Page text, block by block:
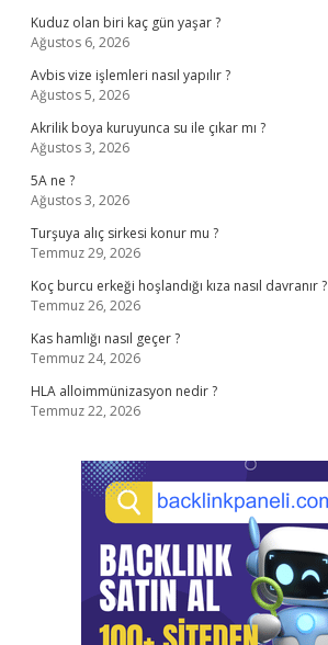
Kuduz olan biri kaç gün yaşar ?
Ağustos 6, 2026
Avbis vize işlemleri nasıl yapılır ?
Ağustos 5, 2026
Akrilik boya kuruyunca su ile çıkar mı ?
Ağustos 3, 2026
5A ne ?
Ağustos 3, 2026
Turşuya alıç sirkesi konur mu ?
Temmuz 29, 2026
Koç burcu erkeği hoşlandığı kıza nasıl davranır ?
Temmuz 26, 2026
Kas hamlığı nasıl geçer ?
Temmuz 24, 2026
HLA alloimmünizasyon nedir ?
Temmuz 22, 2026